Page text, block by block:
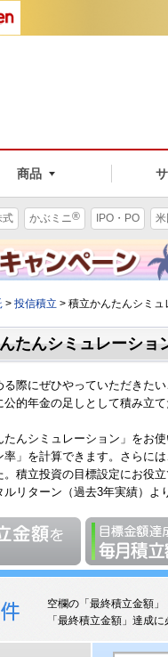
商品
式 かぶミニ® IPO・PO
> 投信積立 > 積立かんたんシミュ
たんシミュレーショ
る際にぜひやっていただきた
公的年金の足しとして積み立
たんシミュレーション」をお
率」を計算できます。さらに
。積立投資の目標設定にお役
リターン（過去3年実績）よ
空欄の「最終積立金額
「最終積立金額」達成